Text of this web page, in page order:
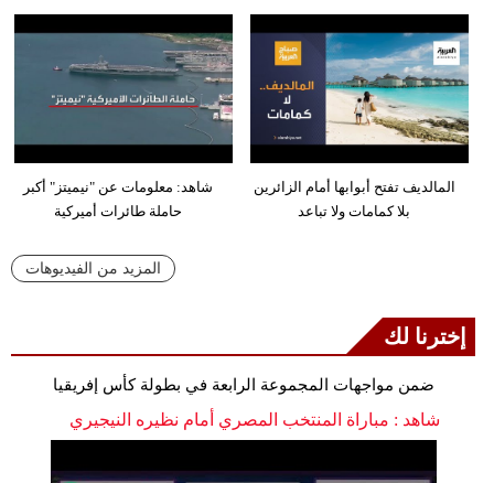
شاهد: معلومات عن "نيميتز" أكبر
حاملة طائرات أميركية
المالديف تفتح أبوابها أمام الزائرين
بلا كمامات ولا تباعد
المزيد من الفيديوهات
إخترنا لك
ضمن مواجهات المجموعة الرابعة في بطولة كأس إفريقيا
شاهد : مباراة المنتخب المصري أمام نظيره النيجيري